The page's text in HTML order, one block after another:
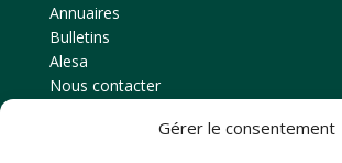
Gérer le consentement
Annuaires
Bulletins
Alesa
Nous contacter